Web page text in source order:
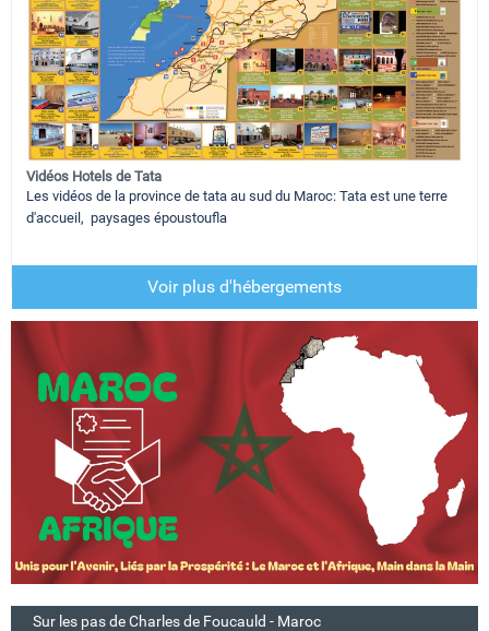
Vidéos Hotels de Tata
Les vidéos de la province de tata au sud du Maroc: Tata est une terre
d'accueil, paysages époustoufla
Voir plus d'hébergements
Sur les pas de Charles de Foucauld - Maroc